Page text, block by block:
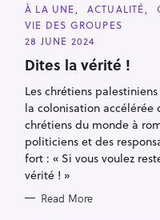
C
A
T
E
G
O
R
E
S
À LA UNE ACTUALITÉ
VIE DES GROUPES
28 JUNE 2024
Dites la vérité !
Les chrétiens
la colonisation accélérée
chrétiens du monde à
politiciens et des
fort : « Si vous voulez
vérité ! »
Read More